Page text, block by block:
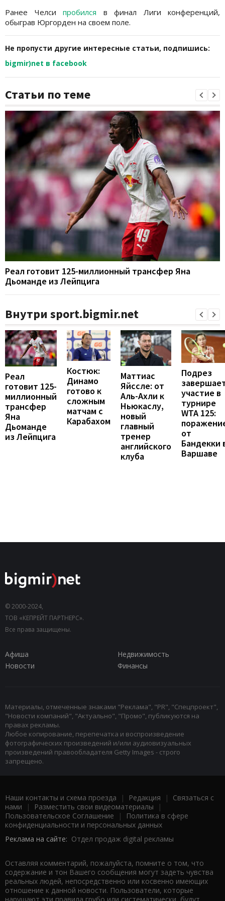
Ранее Челси пробился в финал Лиги конференций,
обыграв Юргорден на своем поле.
Не пропусти другие интересные статьи, подпишись:
bigmir)net в facebook
Статьи по теме
Реал готовит 125-миллионный трансфер Яна
Дьоманде из Лейпцига
Внутри sport.bigmir.net
Реал
готовит 125-
миллионный
трансфер
Яна
Дьоманде
из Лейпцига
Костюк:
Динамо
готово к
сложным
матчам с
Карабахом
Маттиас
Яйссле: от
Аль-Ахли к
Ньюкаслу,
новый
главный
тренер
английского
клуба
Подрез
участие в
турнире
WTA 125:
от
Бандекки
Варшаве
© 2000-2024,
ТОВ «КЕПРЕЙТ ПАРТНЕРС».
Все права защищены.
Афиша
Недвижимость
Новости
Финансы
Материалы, отмеченные знаками "Реклама", "PR", "Спецпроект",
"Новости компаний", "Актуально", "Промо", публикуются на
правах рекламы.
Любое копирование, перепечатка и воспроизведение
фотографических произведений и/или аудиовизуальных
произведений правообладателя Getty Images - строго
запрещено.
Наши контакты и схема проезда | Редакция | Связаться с
нами | Разместить свои видеоматериалы |
Пользовательское Соглашение |
Политика в сфере
конфиденциальности и персональных данных
Реклама на сайте: Отдел продаж digital рекламы
Оставляя комментарий, пожалуйста, помните о том, что
содержание и тон Вашего сообщения могут задеть чувства
реальных людей, непосредственно или косвенно имеющих
отношение к данной новости. Пользователи, которые